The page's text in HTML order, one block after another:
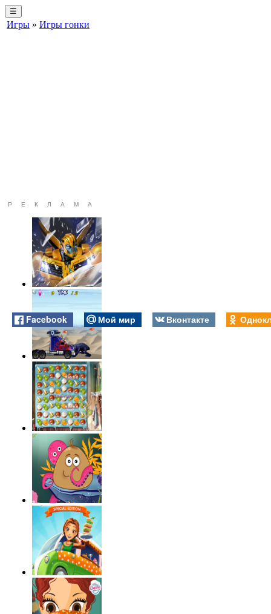
☰
Игры » Игры гонки
РЕКЛАМА
Facebook Мой мир Вконтакте